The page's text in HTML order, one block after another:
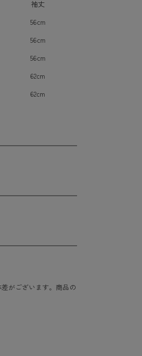
袖丈
56cm
56cm
56cm
62cm
62cm
がございます。商品の